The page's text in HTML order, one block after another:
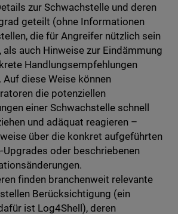
zur Schwachstelle und deren
geteilt (ohne Informationen
die für Angreifer nützlich sein
als auch Hinweise zur Eindämmung
Handlungsempfehlungen
Auf diese Weise können
die potenziellen
einer Schwachstelle schnell
und adäquat reagieren –
über die konkret aufgeführten
Upgrades oder beschriebenen
finden branchenweit relevante
Berücksichtigung (ein
ist Log4Shell), deren